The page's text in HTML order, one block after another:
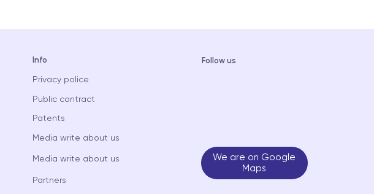
Info
Privacy police
Public contract
Patents
Media write about us
Media write about us
Partners
Follow us
We are on Google
Maps